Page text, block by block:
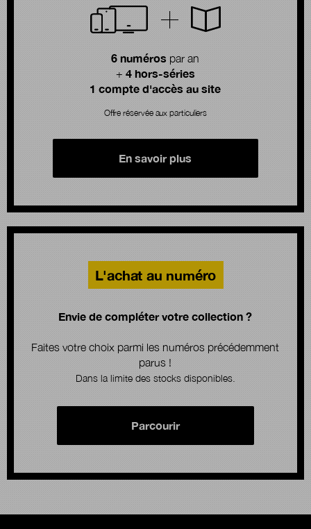
6 numéros par an
+ 4 hors-séries
1 compte d'accès au site
Offre réservée aux particuliers
En savoir plus
L'achat au numéro
Envie de compléter votre collection ?
Faites votre choix parmi les numéros précédemment
parus !
Dans la limite des stocks disponibles.
Parcourir